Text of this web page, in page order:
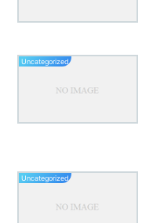
Uncategorized
Uncategorized